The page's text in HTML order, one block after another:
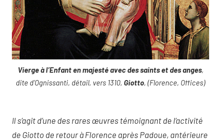
Vierge à l’Enfant en majesté avec des saints et des anges,
dite d’Ognissanti, détail, vers 1310, Giotto, (Florence, Offices)
Il s’agit d’une des rares œuvres témoignant de l’activité
de Giotto de retour à Florence après Padoue, antérieure